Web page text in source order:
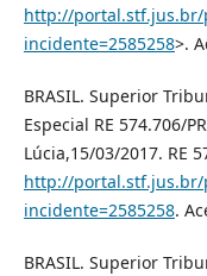
http://portal.stf.jus.br/
incidente=2585258>.
BRASIL. Superior
Especial RE 574.706/
Lúcia,15/03/2017. RE
http://portal.stf.jus.br/
incidente=2585258.
BRASIL. Superior